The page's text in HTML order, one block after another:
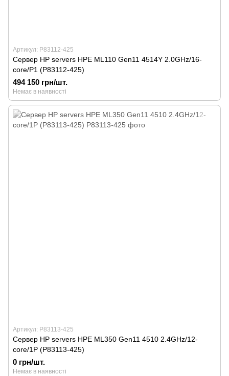
Артикул: P83112-425
Сервер HP servers HPE ML110 Gen11 4514Y 2.0GHz/16-
core/P1 (P83112-425)
494 150 грн/шт.
Немає в наявності
Артикул: P83113-425
Сервер HP servers HPE ML350 Gen11 4510 2.4GHz/12-
core/1P (P83113-425)
0 грн/шт.
Немає в наявності